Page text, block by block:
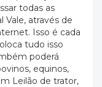
todas as
Vale, através de
Isso é cada
tudo isso
poderá
equinos,
Leilão de trator,